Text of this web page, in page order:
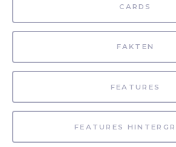
CARDS
FAKTEN
FEATURES
FEATURES